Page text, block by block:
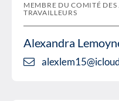
MEMBRE DU COMITÉ DES
TRAVAILLEURS
Alexandra